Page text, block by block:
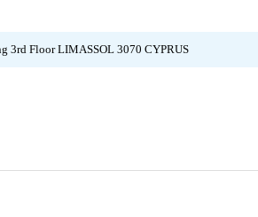
3rd Floor LIMASSOL 3070 CYPRUS